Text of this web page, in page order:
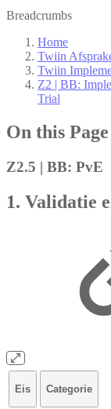
Breadcrumbs
Home
Twiin
Twiin
Z2 | BB:
Trial
On this Page
Z2.5 | BB: PvE
1. Validatie
Eis Categorie